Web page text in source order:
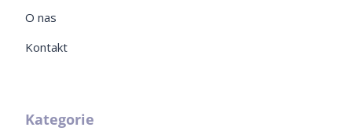
O nas
Kontakt
Kategorie